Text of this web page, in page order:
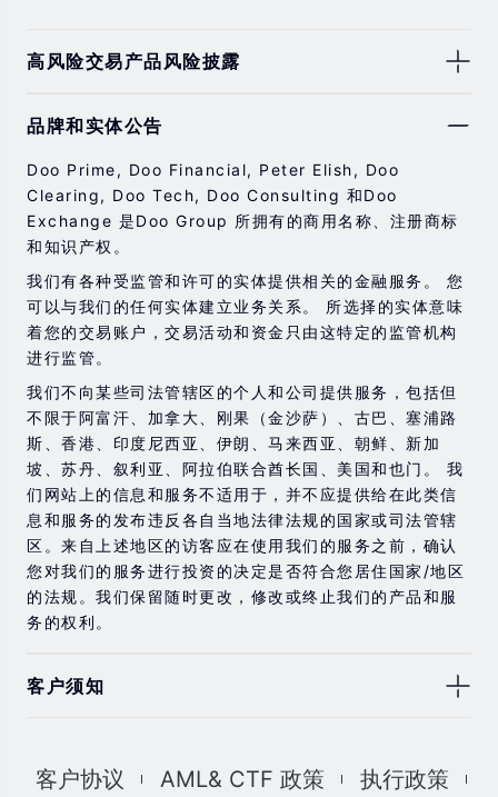
高风险交易产品风险披露
券，期货，差价合约和其他金融产品交易涉及高风险，可
过去的投资表现并不代表其未来的表现。
在与我们进行任何交易之前，请确保您完全了解使用相应
金融工具进行交易的风险。 如果您不了解此处说明的风
险，则应寻求独立的专业建议。
品牌和实体公告
Doo Prime, Doo Financial, Peter Elish, Doo
Clearing, Doo Tech, Doo Consulting 和Doo
Exchange 是Doo Group 所拥有的商用名称、注册商标
和知识产权。
我们有各种受监管和许可的实体提供相关的金融服务。 您
可以与我们的任何实体建立业务关系。 所选择的实体意味
着您的交易账户，交易活动和资金只由这特定的监管机构
进行监管。
我们不向某些司法管辖区的个人和公司提供服务，包括但
不限于阿富汗、加拿大、刚果（金沙萨）、古巴、塞浦路
斯、香港、印度尼西亚、伊朗、马来西亚、朝鲜、新加
坡、苏丹、叙利亚、阿拉伯联合酋长国、美国和也门。 我
们网站上的信息和服务不适用于，并不应提供给在此类信
息和服务的发布违反各自当地法律法规的国家或司法管辖
区。来自上述地区的访客应在使用我们的服务之前，确认
您对我们的服务进行投资的决定是否符合您居住国家/地区
的法规。我们保留随时更改，修改或终止我们的产品和服
务的权利。
客户须知
息，材料或第三方材料（“材料”）仅供参考。 该材料仅被
客户协议 AML& CTF 政策 执行政策